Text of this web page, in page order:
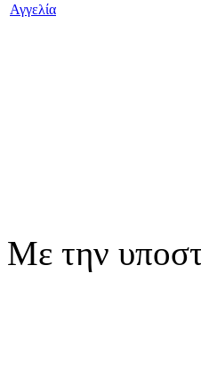
Αγγελία
Με την